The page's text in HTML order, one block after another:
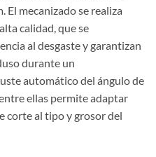
El mecanizado se realiza
calidad, que se
al desgaste y garantizan
durante un
automático del ángulo de
ellas permite adaptar
corte al tipo y grosor del